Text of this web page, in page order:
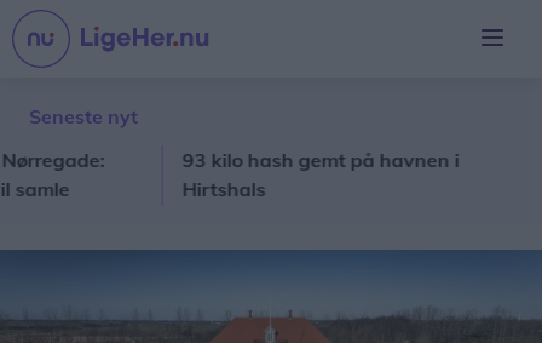
Seneste nyt
93 kilo hash gemt på havnen i
Hirtshals